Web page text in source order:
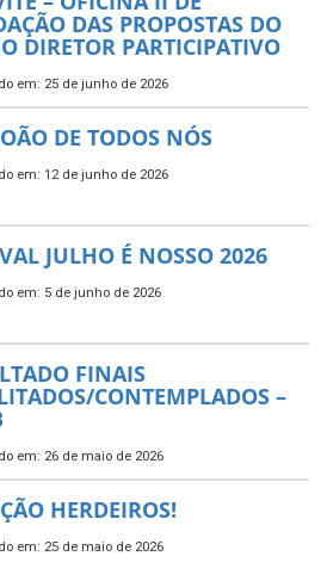
DAS PROPOSTAS DO
DIRETOR PARTICIPATIVO
em: 25 de junho de 2026
DE TODOS NÓS
em: 12 de junho de 2026
JULHO É NOSSO 2026
em: 5 de junho de 2026
FINAIS
CONTEMPLADOS –
em: 26 de maio de 2026
HERDEIROS!
em: 25 de maio de 2026